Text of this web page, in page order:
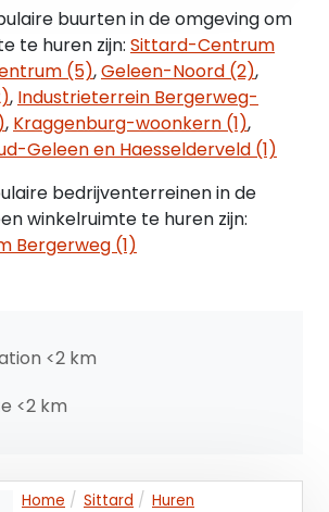
zijn toegestaan:
fastfoodservicesector
horeca;
voor zover bestaand;
in de openbare
om en nabij het centrum.
de Ligne.
buurten in de omgeving om
te huren zijn: Sittard-Centrum
(5),Geleen-Noord (2),
, Industrieterrein Bergerweg-
, Kraggenburg-woonkern (1),
Geleen en Haesselderveld (1)
bedrijventerreinen in de
winkelruimte te huren zijn:
Bergerweg (1)
<2 km
<2 km
Home Sittard Huren